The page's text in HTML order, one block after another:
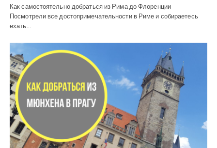
Как самостоятельно добраться из Рима до Флоренции
Посмотрели все достопримечательности в Риме и собираетесь
ехать…